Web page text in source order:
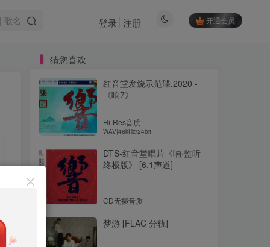
开通会员
登录 注册
猜您喜欢
红音堂发烧示范碟.2020 -
《响7》
Hi-Res音质
WAV|48kHz/24bit
DTS-红音堂唱片《响·监听
终极版》 [6.1声道]
CD无损音质
梦游 [FLAC 分轨]